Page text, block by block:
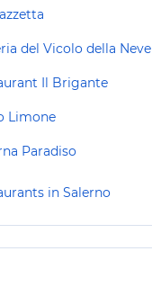
del Vicolo della Neve
Il Brigante
Limone
Paradiso
in Salerno